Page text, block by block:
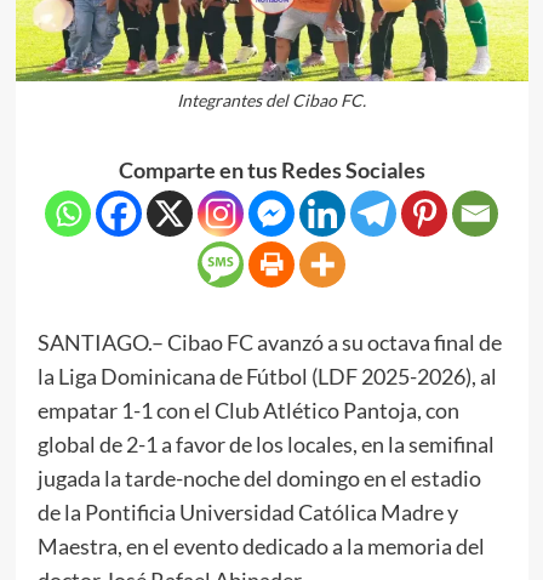
Integrantes del Cibao FC.
Comparte en tus Redes Sociales
SANTIAGO.– Cibao FC avanzó a su octava final de
la Liga Dominicana de Fútbol (LDF 2025-2026), al
empatar 1-1 con el Club Atlético Pantoja, con
global de 2-1 a favor de los locales, en la semifinal
jugada la tarde-noche del domingo en el estadio
de la Pontificia Universidad Católica Madre y
Maestra, en el evento dedicado a la memoria del